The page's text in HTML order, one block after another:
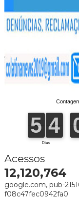
Acessos
12,120,764
google.com, pub-
f08c47fec0942fa0